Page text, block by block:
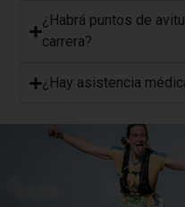
¿Habrá puntos de
carrera?
¿Hay asistencia